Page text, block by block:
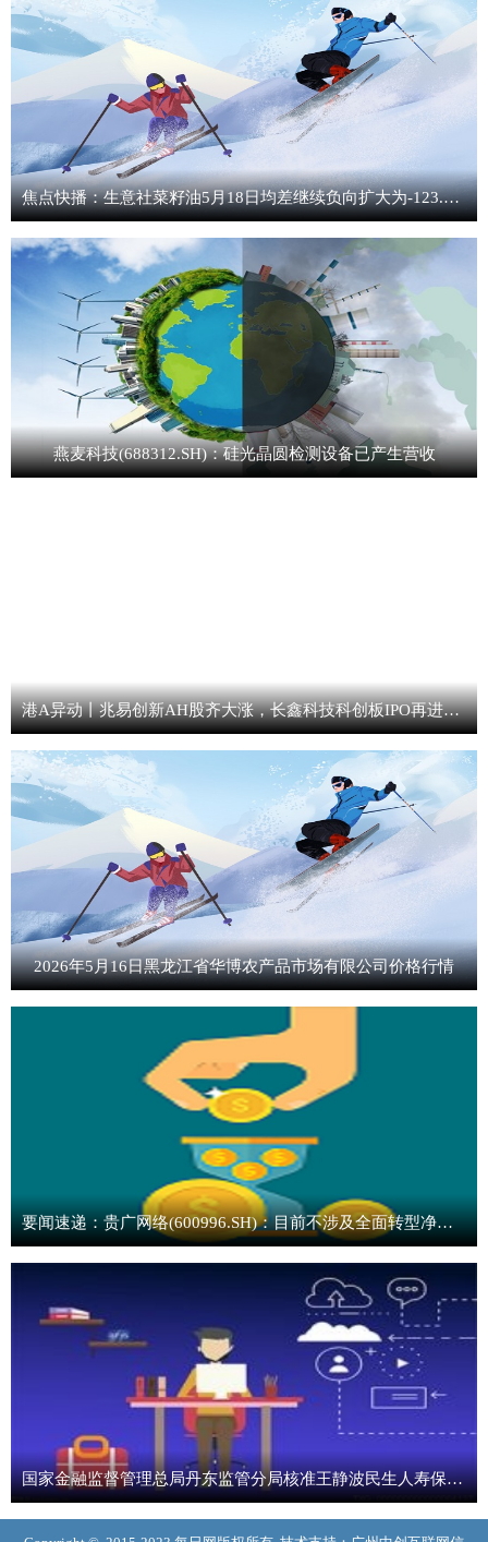
焦点快播：生意社菜籽油5月18日均差继续负向扩大为-123.70元/吨
燕麦科技(688312.SH)：硅光晶圆检测设备已产生营收
港A异动丨兆易创新AH股齐大涨，长鑫科技科创板IPO再进一步，兆易创新持股1.80%
2026年5月16日黑龙江省华博农产品市场有限公司价格行情
要闻速递：贵广网络(600996.SH)：目前不涉及全面转型净水器生产研发业务的计划
国家金融监督管理总局丹东监管分局核准王静波民生人寿保险股份有限公司丹东中心支公司副总经理（主持工作）任职资格 今日热文